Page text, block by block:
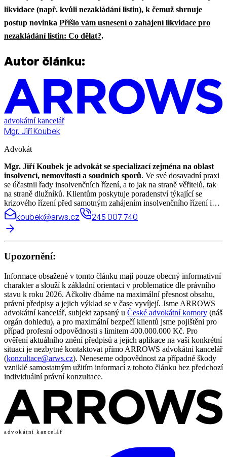
likvidace (např. kvůli nezakládání listin), k čemuž shrnuje
postup novinka Přišlo vám usnesení o zahájení likvidace pro
nezakládání listin: Co dělat?.
Autor článku:
advokátní kancelář
Mgr. Jiří Koubek
Advokát
Mgr. Jiří Koubek je advokát se specializací zejména na oblast
insolvencí, nemovitostí a soudních sporů. Ve své dosavadní praxi
se účastnil řady insolvenčních řízení, a to jak na straně věřitelů, tak
na straně dlužníků. Klientům poskytuje poradenství týkající se
krizového řízení před samotným zahájením insolvenčního řízení i
během něj. Zastupuje klienty v incidenčních sporech, ve
věřitelských výborech a na schůzích věřitelů, zpracovává
insolvenční návrhy, připravuje a vyjednává reorganizace či
moratoria s věřiteli.
koubek@arws.cz 245 007 740
Upozornění:
Informace obsažené v tomto článku mají pouze obecný informativní
charakter a slouží k základní orientaci v problematice dle právního
stavu k roku 2026. Ačkoliv dbáme na maximální přesnost obsahu,
právní předpisy a jejich výklad se v čase vyvíjejí. Jsme ARROWS
advokátní kancelář, subjekt zapsaný u České advokátní komory (náš
orgán dohledu), a pro maximální bezpečí klientů jsme pojištěni pro
případ profesní odpovědnosti s limitem 400.000.000 Kč. Pro
ověření aktuálního znění předpisů a jejich aplikace na vaši konkrétní
situaci je nezbytné kontaktovat přímo ARROWS advokátní kancelář
(konzultace@arws.cz). Neneseme odpovědnost za případné škody
vzniklé samostatným užitím informací z tohoto článku bez předchozí
individuální právní konzultace.
advokátní kancelář